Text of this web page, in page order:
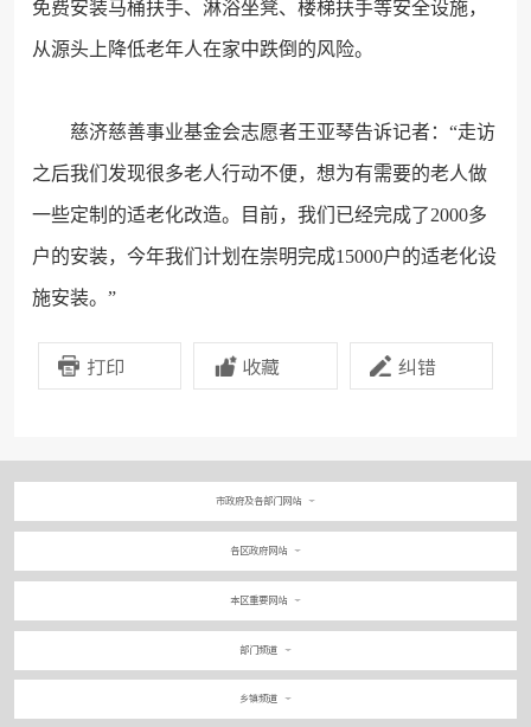
免费安装马桶扶手、淋浴坐凳、楼梯扶手等安全设施，
从源头上降低老年人在家中跌倒的风险。
慈济慈善事业基金会志愿者王亚琴告诉记者：“走访
之后我们发现很多老人行动不便，想为有需要的老人做
一些定制的适老化改造。目前，我们已经完成了2000多
户的安装，今年我们计划在崇明完成15000户的适老化设
施安装。”
打印 收藏 纠错
市政府及各部门网站
各区政府网站
本区重要网站
部门频道
乡镇频道